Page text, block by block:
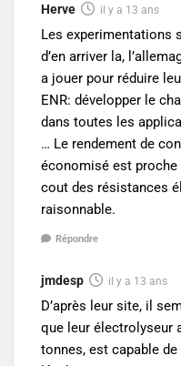
Herve il y a 13 ans
Les experimentations
d’en arriver la,
a jouer pour réduire
ENR: développer le
dans toutes les
… Le rendement de
économisé est proche
cout des résistances
raisonnable.
Répondre
jmdesp il y a 13 ans
D’après leur site, il
que leur électrolyseur
tonnes, est capable